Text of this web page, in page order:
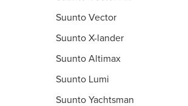
Suunto Vector
Suunto X-lander
Suunto Altimax
Suunto Lumi
Suunto Yachtsman